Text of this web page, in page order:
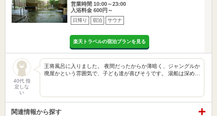
営業時間 10:00～23:00
入浴料金 600円～
日帰り 宿泊 サウナ
楽天トラベルの宿泊プランを見る
40代 指
定しな
い
王将風呂に入りました。 夜間だったからか薄暗く、ジャングルか
廃屋かという雰囲気で、子ども達が喜びそうです。 湯船は深め…
関連情報から探す